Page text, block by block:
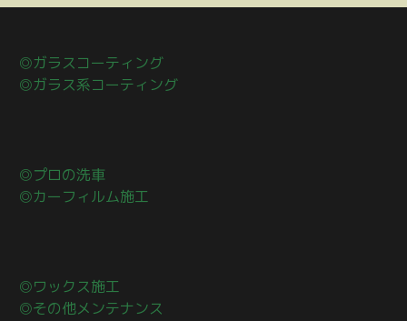
◎ガラスコーティング
◎ガラス系コーティング
◎プロの洗車
◎カーフィルム施工
◎ワックス施工
◎その他メンテナンス